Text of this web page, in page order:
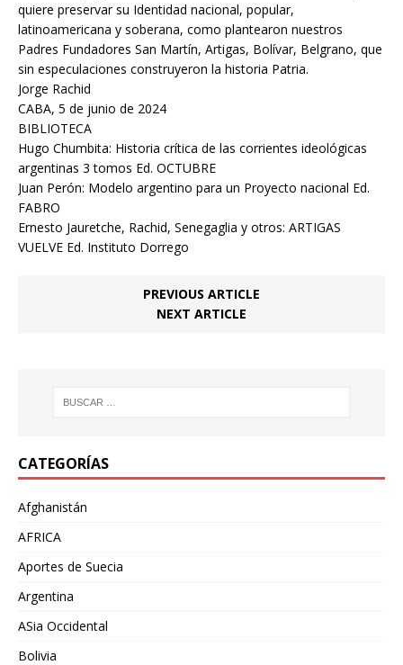
quiere preservar su Identidad nacional, popular,
latinoamericana y soberana, como plantearon nuestros
Padres Fundadores San Martín, Artigas, Bolívar, Belgrano, que
sin especulaciones construyeron la historia Patria.
Jorge Rachid
CABA, 5 de junio de 2024
BIBLIOTECA
Hugo Chumbita: Historia crítica de las corrientes ideológicas
argentinas 3 tomos Ed. OCTUBRE
Juan Perón: Modelo argentino para un Proyecto nacional Ed.
FABRO
Ernesto Jauretche, Rachid, Senegaglia y otros: ARTIGAS
VUELVE Ed. Instituto Dorrego
PREVIOUS ARTICLE
NEXT ARTICLE
CATEGORÍAS
Afghanistán
AFRICA
Aportes de Suecia
Argentina
ASia Occidental
Bolivia